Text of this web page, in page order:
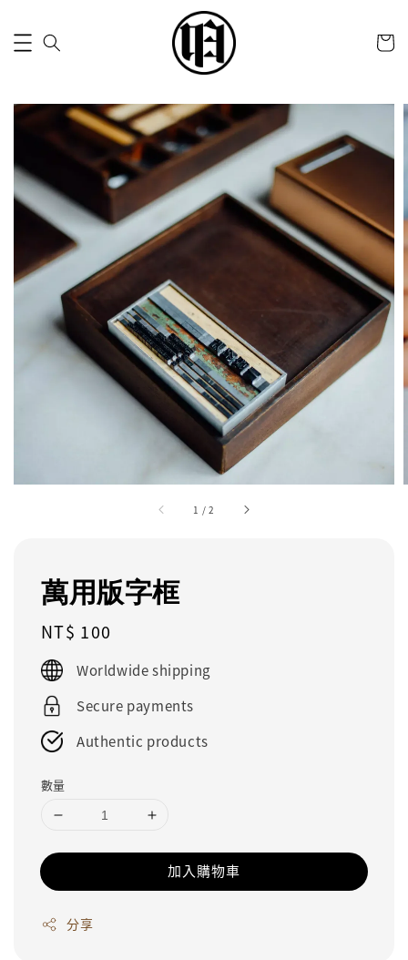
1 /2
萬用版字框
Regular
price
NT$ 100
Worldwide shipping
Secure payments
Authentic products
數量
加入購物車
分享